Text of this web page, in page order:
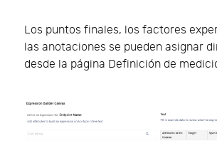
Los puntos finales, los factores
las anotaciones se pueden asignar
desde la página Definición de